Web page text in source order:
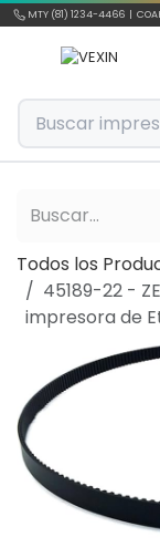
Ir al contenido
MTY (81) 1234-4466 |
Todos los
45189-22 -
impresora de